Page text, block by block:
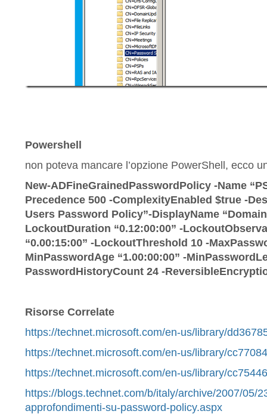
Powershell
non poteva mancare l’opzione PowerShell, ecco
New-ADFineGrainedPasswordPolicy -Name
Precedence 500 -ComplexityEnabled $true -
Users Password Policy”-DisplayName
LockoutDuration “0.12:00:00” -
“0.00:15:00” -LockoutThreshold 10 -
MinPasswordAge “1.00:00:00” -
PasswordHistoryCount 24 -
Risorse Correlate
https://technet.microsoft.com/en-us/library/
https://technet.microsoft.com/en-us/library/
https://technet.microsoft.com/en-us/library/
https://blogs.technet.com/b/italy/archive/2007/05/
approfondimenti-su-password-policy.aspx